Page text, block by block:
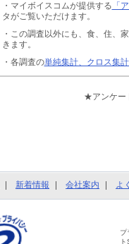
・マイボイスコムが提供する 「
タがご覧いただけます。
・この調査以外にも、食、住、
きます。
・各調査の単純集計、クロス集
★アンケー
新着情報 会社案内 よ
プ